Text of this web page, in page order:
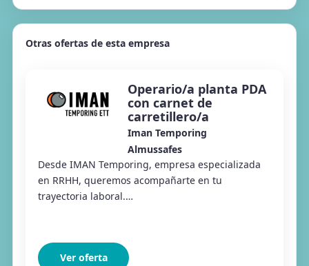
Otras ofertas de esta empresa
Operario/a planta PDA
con carnet de
carretillero/a
Iman Temporing
Almussafes
Desde IMAN Temporing, empresa especializada
en RRHH, queremos acompañarte en tu
trayectoria laboral.
Ver oferta